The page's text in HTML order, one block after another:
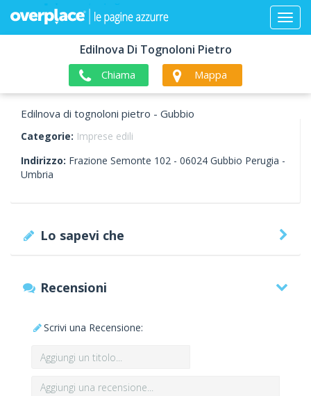
Edilnova Di Tognoloni Pietro
Chiama Mappa
Edilnova di tognoloni pietro - Gubbio
Categorie: Imprese edili
Indirizzo: Frazione Semonte 102 - 06024 Gubbio Perugia -
Umbria
Lo sapevi che
Recensioni
Scrivi una Recensione: